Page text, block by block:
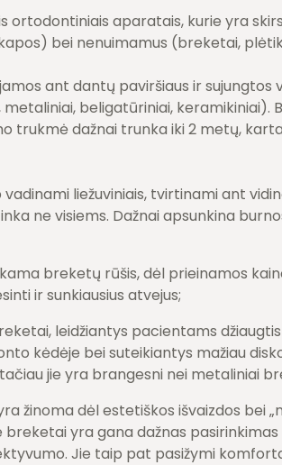
ortodontiniais aparatais, kurie yra
bei nenuimamus (breketai,
ant dantų paviršiaus ir sujungtos
beligatūriniai, keramikiniai).
trukmė dažnai trunka iki 2 metų,
liežuviniais, tvirtinami ant
ne visiems. Dažnai apsunkina
breketų rūšis, dėl prieinamos
ir sunkiausius atvejus;
leidžiantys pacientams
kėdėje bei suteikiantys mažiau
jie yra brangesni nei metaliniai
žinoma dėl estetiškos išvaizdos bei
breketai yra gana dažnas
Jie taip pat pasižymi